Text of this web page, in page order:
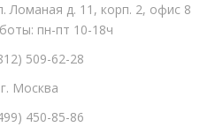
Ломаная д. 11, корп. 2, офис 8
пн-пт 10-18ч
509-62-28
г. Москва
450-85-86